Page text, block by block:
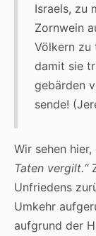
Israels, zu
Zornwein
Völkern zu
damit sie
gebärden
sende!
Wir sehen
Taten vergilt.“
Unfriedens
Umkehr
aufgrund der